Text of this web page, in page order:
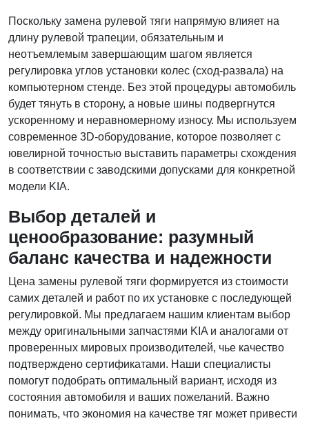
Поскольку замена рулевой тяги напрямую влияет на
длину рулевой трапеции, обязательным и
неотъемлемым завершающим шагом является
регулировка углов установки колес (сход-развала) на
компьютерном стенде. Без этой процедуры автомобиль
будет тянуть в сторону, а новые шины подвергнутся
ускоренному и неравномерному износу. Мы используем
современное 3D-оборудование, которое позволяет с
ювелирной точностью выставить параметры схождения
в соответствии с заводскими допусками для конкретной
модели KIA.
Выбор деталей и
ценообразование: разумный
баланс качества и надежности
Цена замены рулевой тяги формируется из стоимости
самих деталей и работ по их установке с последующей
регулировкой. Мы предлагаем нашим клиентам выбор
между оригинальными запчастями KIA и аналогами от
проверенных мировых производителей, чье качество
подтверждено сертификатами. Наши специалисты
помогут подобрать оптимальный вариант, исходя из
состояния автомобиля и ваших пожеланий. Важно
понимать, что экономия на качестве тяг может привести